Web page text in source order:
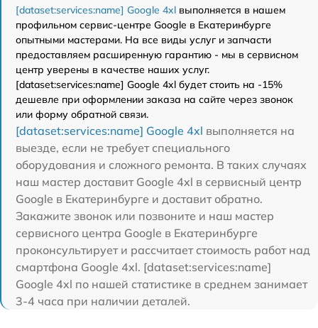
[dataset:services:name] Google 4xl выполняется в нашем
профильном сервис-центре Google в Екатеринбурге
опытными мастерами. На все виды услуг и запчасти
предоставляем расширенную гарантию - мы в сервисном
центр уверены в качестве наших услуг.
[dataset:services:name] Google 4xl будет стоить на -15%
дешевле при оформлении заказа на сайте через звонок
или форму обратной связи.
[dataset:services:name] Google 4xl выполняется на
выезде, если не требует специального
оборудования и сложного ремонта. В таких случаях
наш мастер доставит Google 4xl в сервисный центр
Google в Екатеринбурге и доставит обратно.
Закажите звонок или позвоните и наш мастер
сервисного центра Google в Екатеринбурге
проконсультирует и рассчитает стоимость работ над
смартфона Google 4xl. [dataset:services:name]
Google 4xl по нашей статистике в среднем занимает
3-4 часа при наличии деталей.